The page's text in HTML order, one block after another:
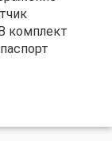
комплект